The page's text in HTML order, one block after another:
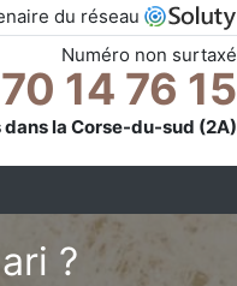
du réseau
Numéro non surtaxé
14 76 15
la Corse-du-sud (2A)
?